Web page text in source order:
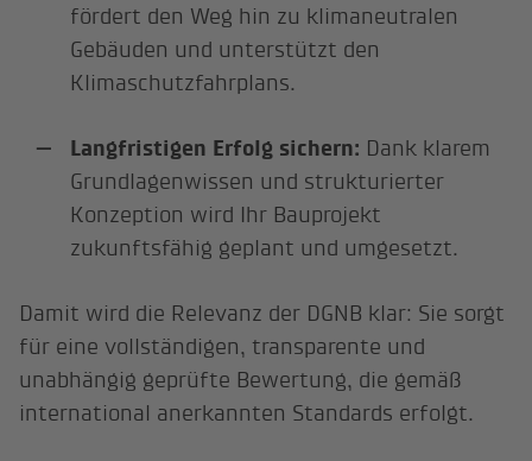
fördert den Weg hin zu klimaneutralen
Gebäuden und unterstützt den
Klimaschutzfahrplans.
Langfristigen Erfolg sichern: Dank klarem
Grundlagenwissen und strukturierter
Konzeption wird Ihr Bauprojekt
zukunftsfähig geplant und umgesetzt.
Damit wird die Relevanz der DGNB klar: Sie sorgt
für eine vollständigen, transparente und
unabhängig geprüfte Bewertung, die gemäß
international anerkannten Standards erfolgt.